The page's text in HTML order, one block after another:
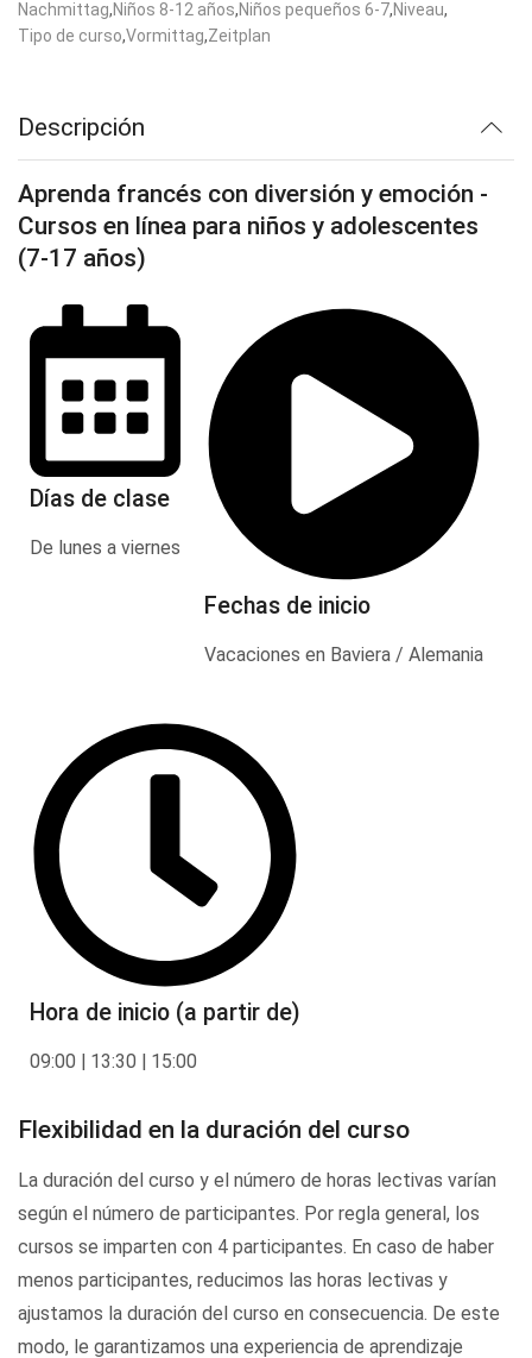
Nachmittag,Niños 8-12 años,Niños pequeños 6-7,Niveau,
Tipo de curso,Vormittag,Zeitplan
Descripción
Aprenda francés con diversión y emoción -
Cursos en línea para niños y adolescentes
(7-17 años)
Días de clase
De lunes a viernes
Fechas de inicio
Vacaciones en Baviera / Alemania
Hora de inicio (a partir de)
09:00 | 13:30 | 15:00
Flexibilidad en la duración del curso
La duración del curso y el número de horas lectivas varían
según el número de participantes. Por regla general, los
cursos se imparten con 4 participantes. En caso de haber
menos participantes, reducimos las horas lectivas y
ajustamos la duración del curso en consecuencia. De este
modo, le garantizamos una experiencia de aprendizaje